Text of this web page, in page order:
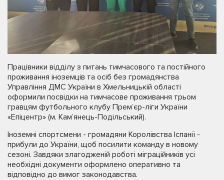
Працівники відділу з питань тимчасового та постійного
проживання іноземців та осіб без громадянства
Управління ДМС України в Хмельницькій області
оформили посвідки на тимчасове проживання трьом
гравцям футбольного клубу Прем’єр-ліги України
«Епіцентр» (м. Кам’янець-Подільський).
Іноземні спортсмени - громадяни Королівства Іспанії -
прибули до України, щоб посилити команду в новому
сезоні. Завдяки злагодженій роботі міграційників усі
необхідні документи оформлено оперативно та
відповідно до вимог законодавства.